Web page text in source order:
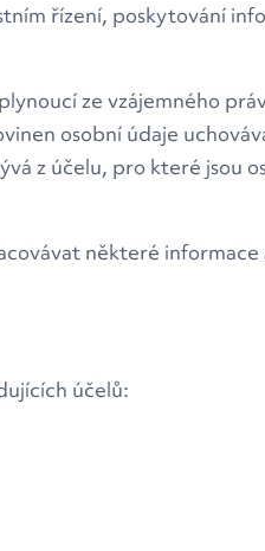
řízení, poskytování
ze vzájemného
osobní údaje
z účelu, pro které jsou
některé
účelů: